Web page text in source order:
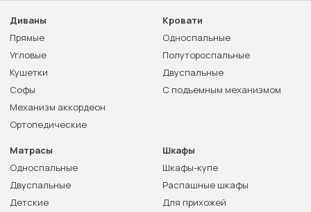
Диваны
Прямые
Угловые
Кушетки
Софы
Механизм аккордеон
Ортопедические
Кровати
Односпальные
Полутороспальные
Двуспальные
С подъемным механизмом
Матрасы
Односпальные
Двуспальные
Детские
Шкафы
Шкафы-купе
Распашные шкафы
Для прихожей